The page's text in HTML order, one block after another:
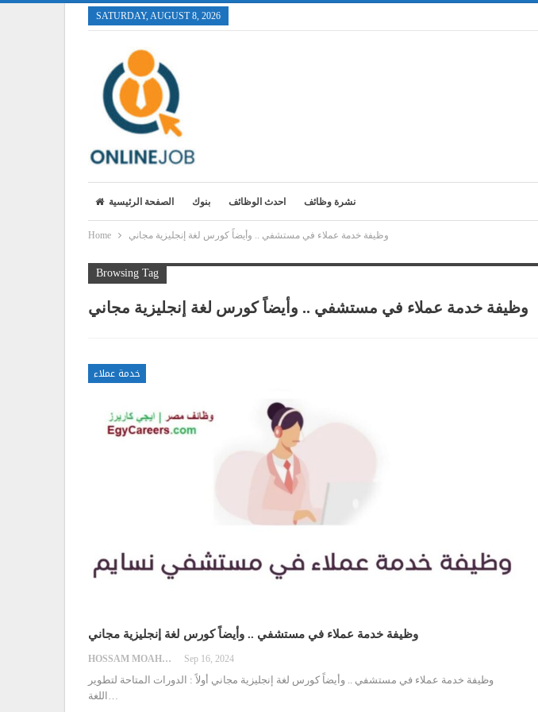
SATURDAY, AUGUST 8, 2026
الصفحة الرئيسية بنوك احدث الوظائف نشرة وظائف
Home وظيفة خدمة عملاء في مستشفي .. وأيضاً كورس لغة إنجليزية مجاني
Browsing Tag
وظيفة خدمة عملاء في مستشفي .. وأيضاً كورس لغة إنجليزية مجاني
خدمة عملاء
وظيفة خدمة عملاء في مستشفي .. وأيضاً كورس لغة إنجليزية مجاني
HOSSAM MOAHMED Sep 16, 2024
وظيفة خدمة عملاء في مستشفي .. وأيضاً كورس لغة إنجليزية مجاني أولاً : الدورات المتاحة لتطوير
اللغة